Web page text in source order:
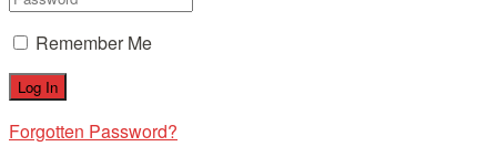
Remember Me
Forgotten Password?